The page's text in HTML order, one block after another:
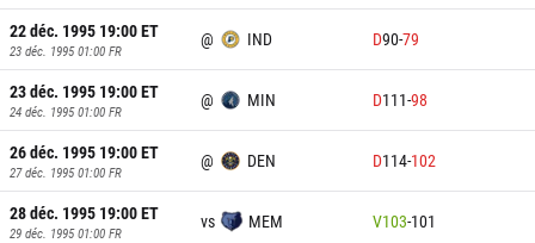
22 déc. 1995 19:00ET
23 déc. 1995 01:00 FR
@ IND D90-79
23 déc. 1995 19:00ET
24 déc. 1995 01:00 FR
@ MIN D111-98
26 déc. 1995 19:00ET
27 déc. 1995 01:00 FR
@ DEN D114-102
28 déc. 1995 19:00ET
29 déc. 1995 01:00 FR
vs MEM V103-101